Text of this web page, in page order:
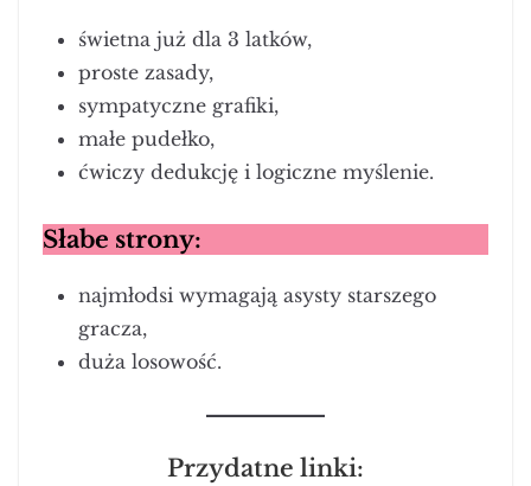
świetna już dla 3 latków,
proste zasady,
sympatyczne grafiki,
małe pudełko,
ćwiczy dedukcję i logiczne myślenie.
Słabe strony:
najmłodsi wymagają asysty starszego
gracza,
duża losowość.
Przydatne linki: